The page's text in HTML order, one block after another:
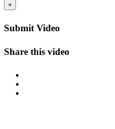
×
Submit Video
Share this video